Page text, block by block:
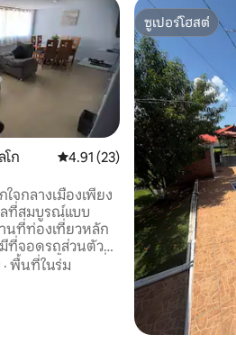
ก คะแนนเฉลี่ย 4.91 จาก 5, 23 รี
4.91 (23)
จกลางเมืองเพียง
ลที่สมบูรณ์แบบ
นที่ท่องเที่ยวหลัก
ที่จอดรถส่วนตัว
สะดวกทั้งหมดที่
· พื้นที่ในร่ม
ซูเปอร์โฮสต์
ซูเปอร์โฮสต์